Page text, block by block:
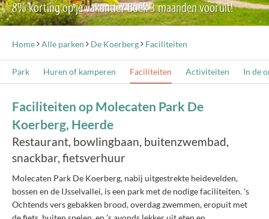
8% korting op je vakantie? Boek 3 maanden vooruit!
Home Alle parken De Koerberg Faciliteiten
Park Huren of kamperen Faciliteiten Activiteiten In de
Faciliteiten op Molecaten Park De
Koerberg, Heerde
Restaurant, bowlingbaan, buitenzwembad,
snackbar, fietsverhuur
Molecaten Park De Koerberg, nabij uitgestrekte heidevelden,
bossen en de IJsselvallei, is een park met de nodige faciliteiten. 's
Ochtends vers gebakken brood, overdag zwemmen, eropuit met